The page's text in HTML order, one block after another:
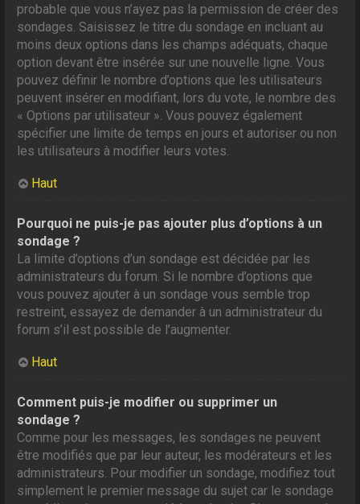
probable que vous n’ayez pas la permission de créer des
sondages. Saisissez le titre du sondage en incluant au
moins deux options dans les champs adéquats, chaque
option devant être insérée sur une nouvelle ligne. Vous
pouvez définir le nombre d’options que les utilisateurs
peuvent insérer en modifiant, lors du vote, le nombre des
« Options par utilisateur ». Vous pouvez également
spécifier une limite de temps en jours et autoriser ou non
les utilisateurs à modifier leurs votes.
Haut
Pourquoi ne puis-je pas ajouter plus d’options à un
sondage ?
La limite d’options d’un sondage est décidée par les
administrateurs du forum. Si le nombre d’options que
vous pouvez ajouter à un sondage vous semble trop
restreint, essayez de demander à un administrateur du
forum s’il est possible de l’augmenter.
Haut
Comment puis-je modifier ou supprimer un
sondage ?
Comme pour les messages, les sondages ne peuvent
être modifiés que par leur auteur, les modérateurs et les
administrateurs. Pour modifier un sondage, modifiez tout
simplement le premier message du sujet car le sondage